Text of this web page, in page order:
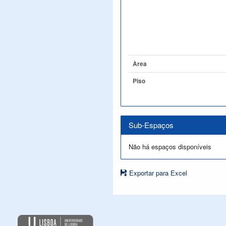
Àrea
Piso
Sub-Espaços
Não há espaços disponíveis
Exportar para Excel